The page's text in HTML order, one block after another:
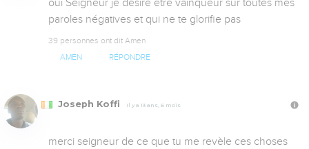
oui Seigneur je désire être vainqueur sur toutes mes
paroles négatives et qui ne te glorifie pas
39 personnes ont dit Amen
AMEN RÉPONDRE
Joseph Koffi Il y a 13 ans, 6 mois
merci seigneur de ce que tu me revèle ces choses